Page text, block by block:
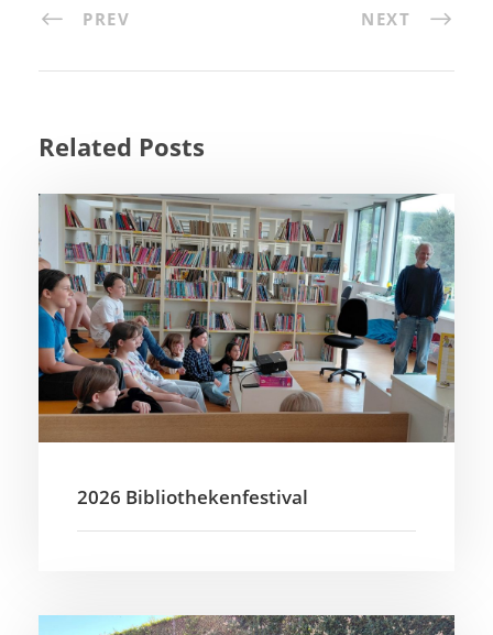
PREV NEXT
Related Posts
2026 Bibliothekenfestival